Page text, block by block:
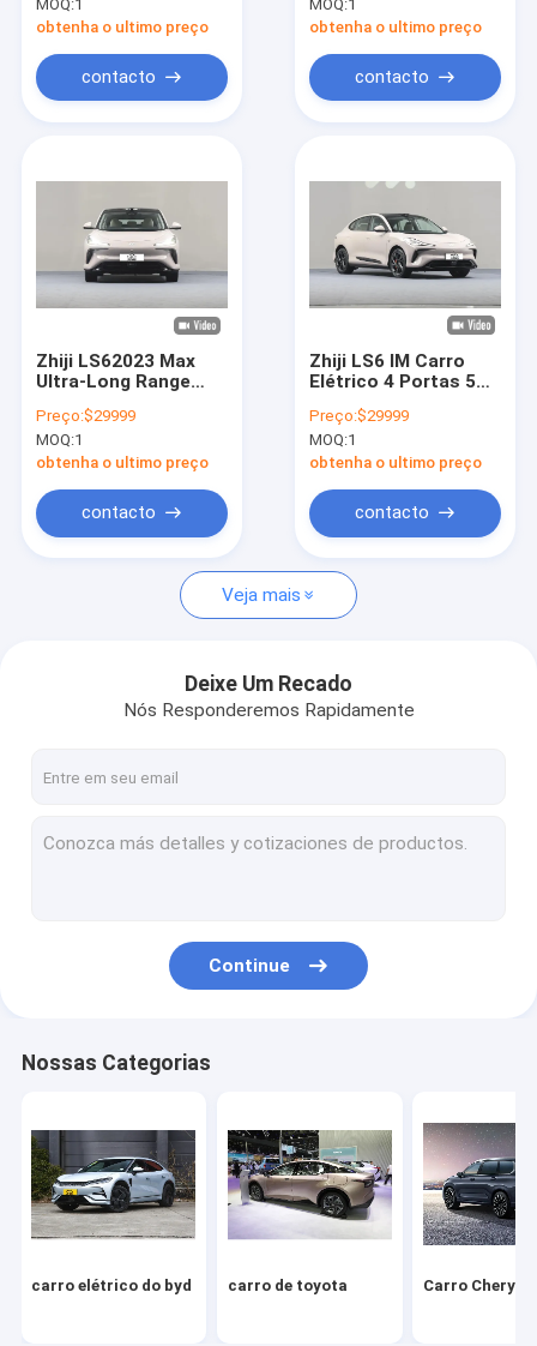
Produtos
Vídeos
Fale Conosco
Pedir um orçamento
carro elétrico do byd
Carro Chery
Carro elétrico Lixiang
Veículo Mercedes
Carro elétrico Seres
Carro elétrico da Lynk & Co
Energy Carro Elétrico
MOQ:1
obtenha o ultimo preço
contacto
Energy Vehicle EV
Car For Adult 4
SUV
MOQ:1
obtenha o ultimo preço
contacto
Zhiji LS62023 Max
Ultra-Long Range
Elétrico para SUV
Médio e Grande com
760 km de alcance
Preço:$29999
MOQ:1
obtenha o ultimo preço
contacto
Zhiji LS6 IM Carro
Elétrico 4 Portas 5
Long Range New
Energy Carro Elétrico
Preço:$29999
MOQ:1
obtenha o ultimo preço
contacto
Veja mais
Deixe Um Recado
Nós Responderemos Rapidamente
Continue
Nossas Categorias
carro elétrico do byd carro de toyota Carro Chery